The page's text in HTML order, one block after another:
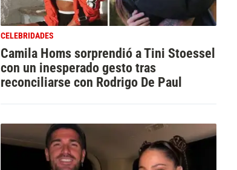
CELEBRIDADES
Camila Homs sorprendió a Tini Stoessel
con un inesperado gesto tras
reconciliarse con Rodrigo De Paul